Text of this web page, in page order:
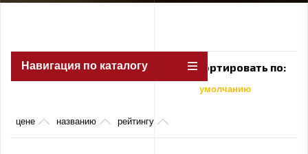
Навигация по каталогу Сортировать по:
умолчанию
цене названию рейтингу